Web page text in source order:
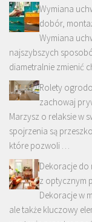
Wymiana
dobór,
Wymiana
najszybszych
diametralnie zmienić
Rolety
zachowaj
Marzysz o relaksie w
spojrzenia są
które pozwoli …
Dekoracje do
z optycznym
Dekoracje w
ale także kluczowy